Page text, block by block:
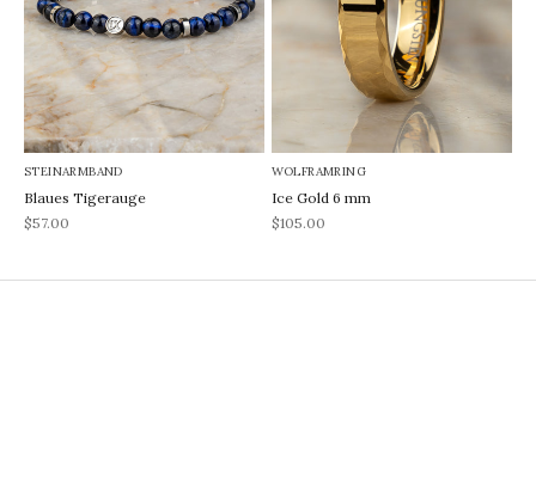
STEINARMBAND
Blaues Tigerauge
REA-pris
$57.00
WOLFRAMRING
Ice Gold 6 mm
REA-pris
$105.00